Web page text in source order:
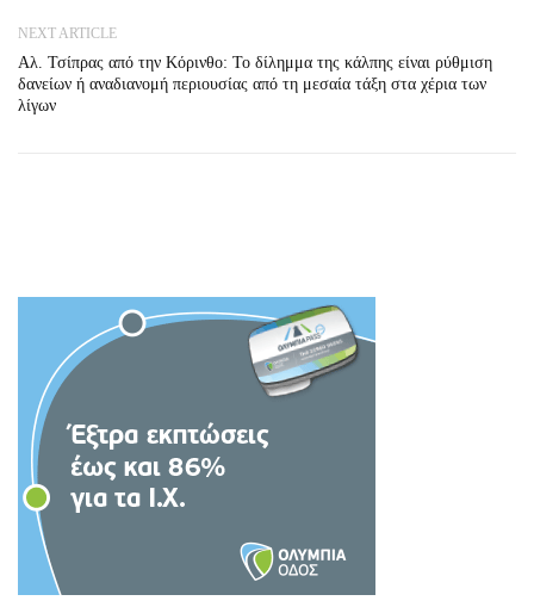
NEXT ARTICLE
Αλ. Τσίπρας από την Κόρινθο: Το δίλημμα της κάλπης είναι ρύθμιση
δανείων ή αναδιανομή περιουσίας από τη μεσαία τάξη στα χέρια των
λίγων